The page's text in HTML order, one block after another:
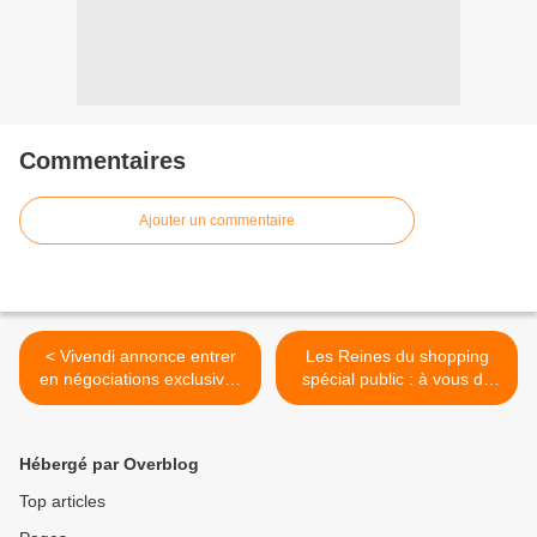
Commentaires
Ajouter un commentaire
< Vivendi annonce entrer
en négociations exclusives
pour l’acquisition de Prisma
Les Reines du shopping
spécial public : à vous de
voter pour Dodye, Clara,
Hébergé par Overblog
Top articles